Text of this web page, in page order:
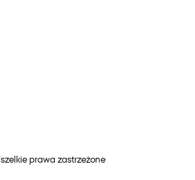
prawa zastrzeżone